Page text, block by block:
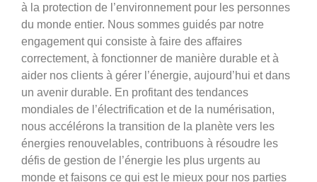
à la protection de l’environnement pour les personnes
du monde entier. Nous sommes guidés par notre
engagement qui consiste à faire des affaires
correctement, à fonctionner de manière durable et à
aider nos clients à gérer l’énergie, aujourd’hui et dans
un avenir durable. En profitant des tendances
mondiales de l’électrification et de la numérisation,
nous accélérons la transition de la planète vers les
énergies renouvelables, contribuons à résoudre les
défis de gestion de l’énergie les plus urgents au
monde et faisons ce qui est le mieux pour nos parties